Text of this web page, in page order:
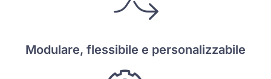
Modulare, flessibile e personalizzabile